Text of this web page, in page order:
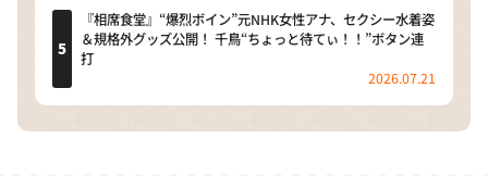
『相席食堂』“爆烈ボイン”元NHK女性アナ、セクシー水着姿
＆規格外グッズ公開！ 千鳥“ちょっと待てぃ！！”ボタン連
打
2026.07.21